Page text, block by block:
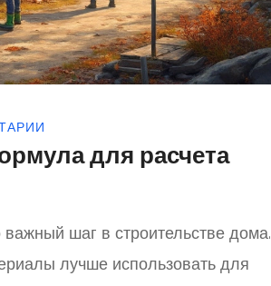
для расчета
шаг в строительстве дома.
лучше использовать для